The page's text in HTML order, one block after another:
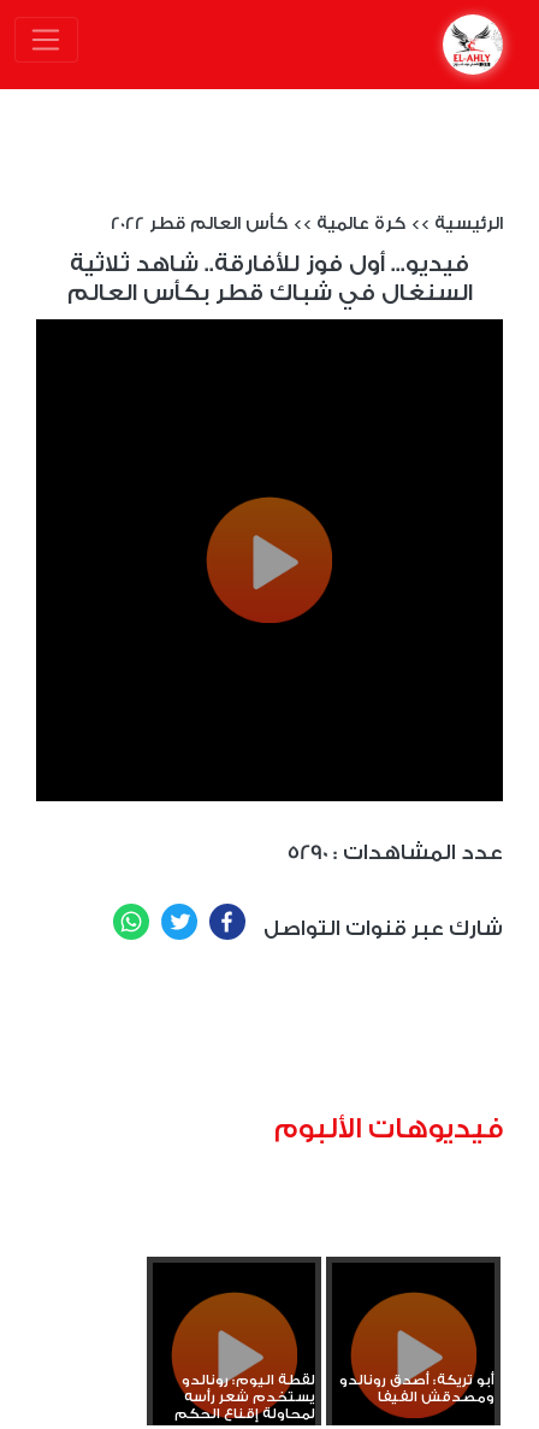
الرئيسية >> كرة عالمية >> كأس العالم قطر 2022
فيديو... أول فوز للأفارقة.. شاهد ثلاثية
السنغال في شباك قطر بكأس العالم
5290 : عدد المشاهدات
شارك عبر قنوات التواصل Facebook
Twitter
فيديوهات الألبوم
أبو تريكة: أصدق رونالدو
ومصدقش الفيفا
لقطة اليوم: رونالدو
يستخدم شعر رأسه
لمحاولة إقناع الحكم